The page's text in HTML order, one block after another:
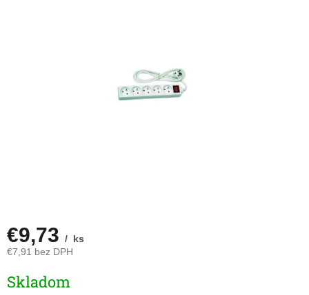
€9,73 / ks
€7,91 bez DPH
cena:
Skladom